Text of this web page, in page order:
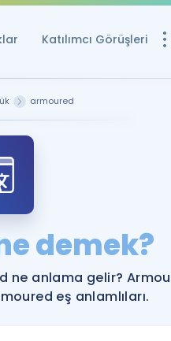
Katılımcı Görüşleri
YDS ve YÖKDİL
YDS ve YÖKDİL'e
Tüm ÖSYM
armoured
demek?
ne anlama gelir?
eş anlamlıları.